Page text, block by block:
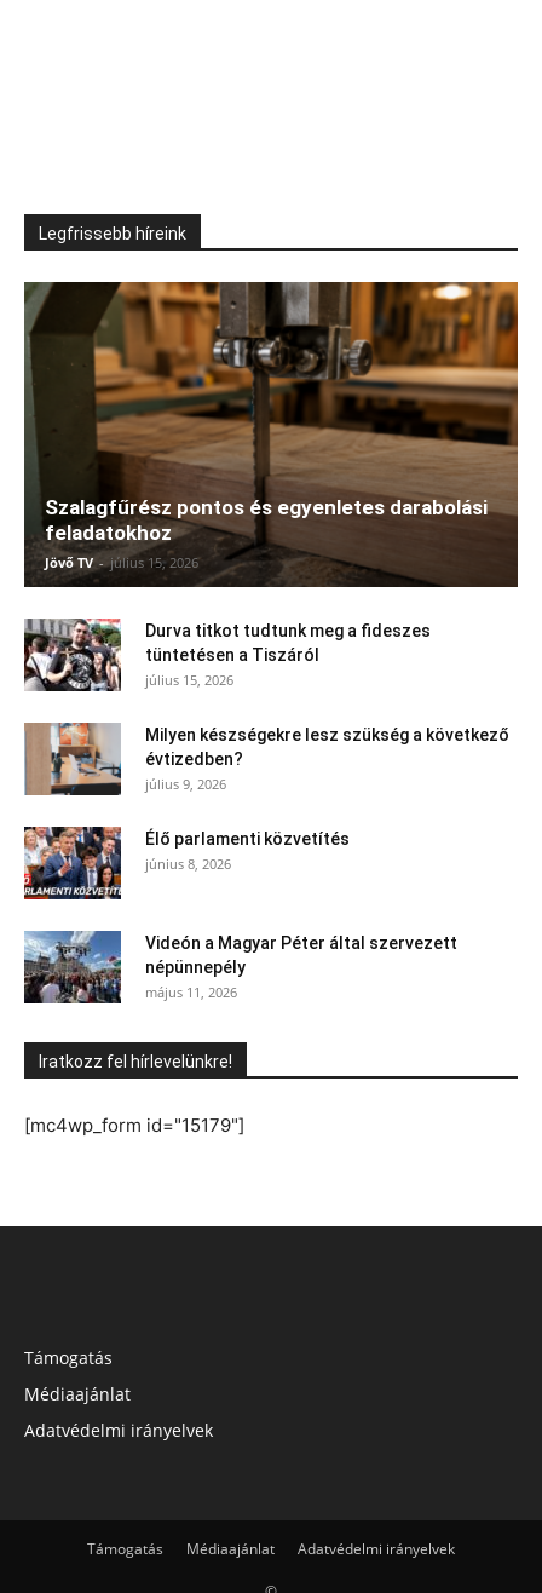
Legfrissebb híreink
Szalagfűrész pontos és egyenletes darabolási
feladatokhoz
Jövő TV - július 15, 2026
Durva titkot tudtunk meg a fideszes
tüntetésen a Tiszáról
július 15, 2026
Milyen készségekre lesz szükség a következő
évtizedben?
július 9, 2026
Élő parlamenti közvetítés
június 8, 2026
Videón a Magyar Péter által szervezett
népünnepély
május 11, 2026
Iratkozz fel hírlevelünkre!
[mc4wp_form id="15179"]
Támogatás
Médiaajánlat
Adatvédelmi irányelvek
Támogatás Médiaajánlat Adatvédelmi irányelvek